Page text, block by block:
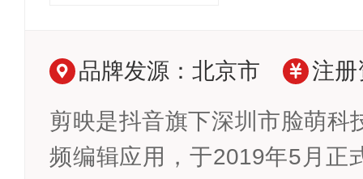
品牌发源：北京市 注
剪映是抖音旗下深圳市脸萌科
频编辑应用，于2019年5月正